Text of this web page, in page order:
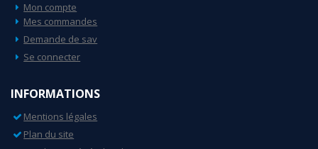
Mon compte
Mes commandes
Demande de sav
Se connecter
INFORMATIONS
Mentions légales
Plan du site